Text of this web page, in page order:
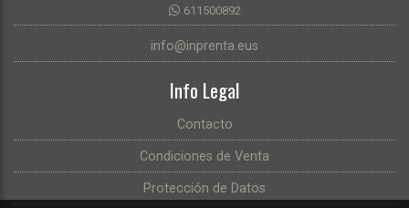
611500892
info@inprenta.eus
Info Legal
Contacto
Condiciones de Venta
Protección de Datos